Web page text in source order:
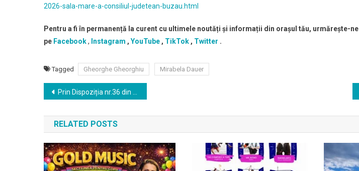
2026-sala-mare-a-consiliul-judetean-buzau.html
Pentru a fi în permanență la curent cu ultimele noutăți și informații din orașul tău, urmărește-ne
pe Facebook, Instagram , YouTube , TikTok , Twitter .
Tagged Gheorghe Gheorghiu Mirabela Dauer
Navigare
în
articole
Prin Dispoziția nr.36 din 19.02.2026 Consiliul Județean Buzău este convocat în ședință ordinară în data de 26 februarie 2026, ora 12:00
RELATED POSTS